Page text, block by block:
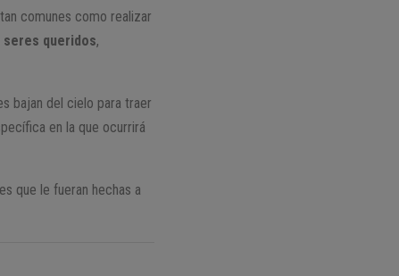
comunes como realizar
seres queridos,
bajan del cielo para traer
en la que ocurrirá
que le fueran hechas a